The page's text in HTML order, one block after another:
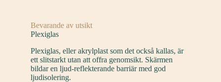
Bevarande av utsikt
Plexiglas
Plexiglas, eller akrylplast som det också kallas, är
ett slitstarkt utan att offra genomsikt. Skärmen
bildar en ljud-reflekterande barriär med god
ljudisolering.